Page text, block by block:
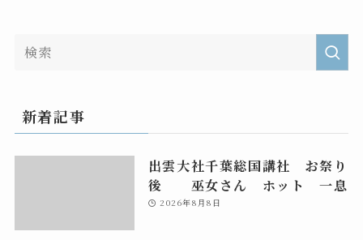
新着記事
出雲大社千葉総国講社 お祭り
後 巫女さん ホット 一息
2026年8月8日